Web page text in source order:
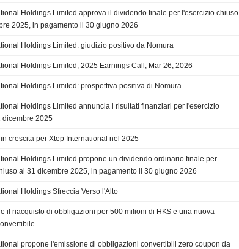
Holdings Limited approva il dividendo finale per l'esercizio chiuso
2025, in pagamento il 30 giugno 2026
Holdings Limited: giudizio positivo da Nomura
Holdings Limited, 2025 Earnings Call, Mar 26, 2026
Holdings Limited: prospettiva positiva di Nomura
Holdings Limited annuncia i risultati finanziari per l'esercizio
dicembre 2025
crescita per Xtep International nel 2025
Holdings Limited propone un dividendo ordinario finale per
al 31 dicembre 2025, in pagamento il 30 giugno 2026
Holdings Sfreccia Verso l'Alto
il riacquisto di obbligazioni per 500 milioni di HK$ e una nuova
propone l'emissione di obbligazioni convertibili zero coupon da